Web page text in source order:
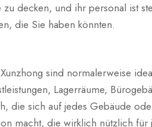
decken, und ihr personal ist
die Sie haben könnten.
sind normalerweise
Lagerräume,
die sich auf jedes Gebäude
macht, die wirklich nützlich für